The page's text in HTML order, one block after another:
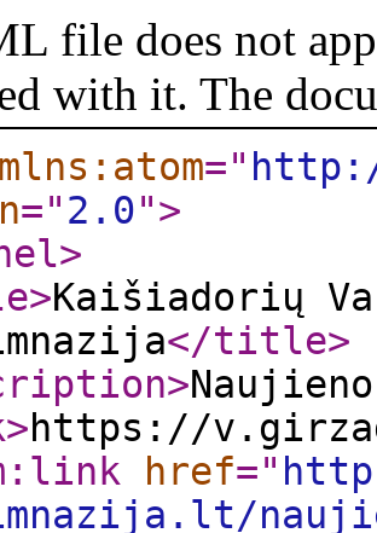
file does not
with it. The
="
="2.0">
>
>Kaišiadorių
</title>
>
>https://
href="